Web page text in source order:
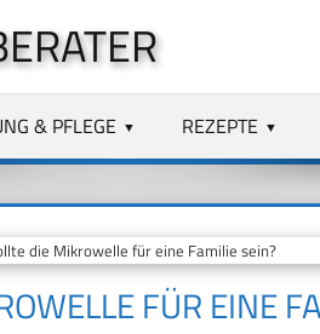
& PFLEGE REZEPTE
die Mikrowelle für eine Familie sein?
FÜR EINE